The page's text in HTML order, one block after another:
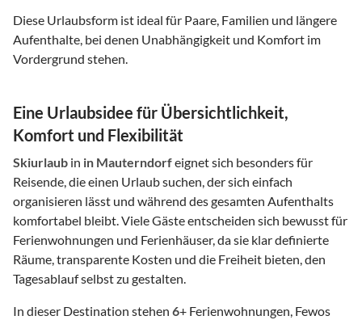
Diese Urlaubsform ist ideal für Paare, Familien und längere
Aufenthalte, bei denen Unabhängigkeit und Komfort im
Vordergrund stehen.
Eine Urlaubsidee für Übersichtlichkeit,
Komfort und Flexibilität
Skiurlaub in in Mauterndorfeignet sich besonders für
Reisende, die einen Urlaub suchen, der sich einfach
organisieren lässt und während des gesamten Aufenthalts
komfortabel bleibt. Viele Gäste entscheiden sich bewusst für
Ferienwohnungen und Ferienhäuser, da sie klar definierte
Räume, transparente Kosten und die Freiheit bieten, den
Tagesablauf selbst zu gestalten.
In dieser Destination stehen 6+ Ferienwohnungen, Fewos